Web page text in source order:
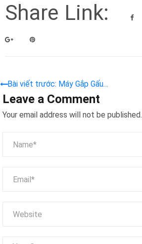
Share Link:
Bài viết trước: Máy Gắp Gấu
Colorful Start IV – Xu Hướng
Giải Trí Đỉnh Cao Cho Mọi
Marketing Lợi Nhuận Kép
Leave a Comment
Your email address will not be published.